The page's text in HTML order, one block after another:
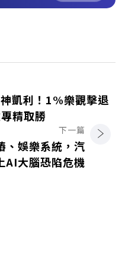
凱利！1%樂觀擊退
精取勝
下一篇
、娛樂系統，汽
AI大腦恐陷危機